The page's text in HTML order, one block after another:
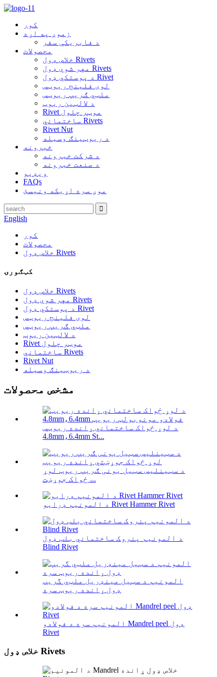
کور
زموږ په اړه
د فابریکې سفر
محصولات
خلاص ډول Rivets
مهر شوي ډول Rivets
د پوستکي ډول Rivet
لوی فلینج ریوټس
ملټي ګریپ ریوټس
د لالټین ریوټ
Rivet موټر چلول
ساختماني Rivets
Rivet Nut
د ریوټینګ وسیله
خبرونه
د شرکت خبرونه
د صنعت خبرونه
ویډیو
FAQs
موږ سره اړیکه ونیسئ
English
کور
محصولات
خلاص ډول Rivets
کټګورۍ
خلاص ډول Rivets
مهر شوي ډول Rivets
د پوستکي ډول Rivet
لوی فلینج ریوټس
ملټي ګریپ ریوټس
د لالټین ریوټ
Rivet موټر چلول
ساختماني Rivets
Rivet Nut
د ریوټینګ وسیله
مشخص محصولات
د لوړ ځواک ساختماني ړانده ریوټس
4.8mm،6.4mm St...
د سټینلیس سټیل یونی ګریپ ریوټ لوړ
ځواک جوړښت ...
د المونیم ډرایو Rivet Hammer Rivet
د المونیم پنروک ساختماني بلب ډول
Blind Rivet
المونیم د سټیل مینډریل ملټي گریپ
ډول ړانده ریوټ سره
المونیم سره د فولادو Mandrel peel ډول
Rivet
خلاص ډول Rivets